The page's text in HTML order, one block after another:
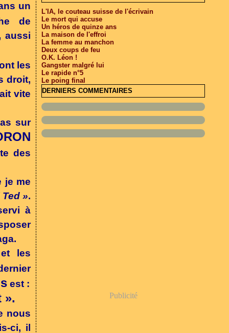
un
de
aussi
les
droit,
vite
sur
des
je me
».
à
les
est :
».
nous
ci, il
L'IA, le couteau suisse de l'écrivain
Le mort qui accuse
Un héros de quinze ans
La maison de l'effroi
La femme au manchon
Deux coups de feu
O.K. Léon !
Gangster malgré lui
Le rapide n°5
Le poing final
DERNIERS COMMENTAIRES
Publicité